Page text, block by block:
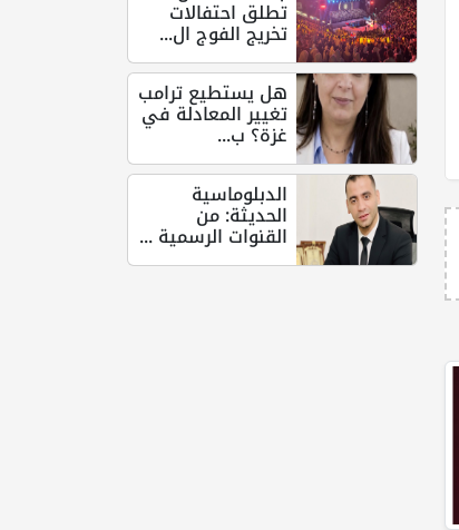
تطلق احتفالات
تخريج الفوج ال...
هل يستطيع ترامب
تغيير المعادلة في
غزة؟ ب...
الدبلوماسية
الحديثة: من
القنوات الرسمية ...